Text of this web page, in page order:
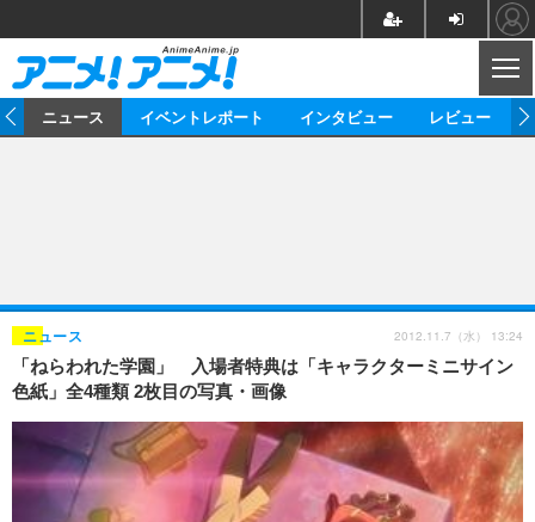
ゲーム グッズ
海外イベント ビジネス
俳優・タレント アーティスト
ビジネス
アニメ 実写
書評 イベント
ゲーム 座談会
動画
アニメ 映画/ドラマ
アニメ！アニメ！TV ABEMA Cafe
連載・コラム
ニュース イベントレポート インタビュー レビュー
「ねらわれた学園」 入場者特典は「キャラクターミニサイン
色紙」全4種類 2枚目の写真・画像
ニュース 2012.11.7（水） 13:24